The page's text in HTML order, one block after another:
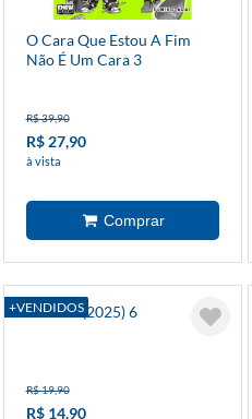
O Cara Que Estou A Fim
Não É Um Cara 3
R$ 39,90
R$ 27,90
à vista
+VENDIDOS
Batman (2025) 6
R$ 19,90
R$ 14,90